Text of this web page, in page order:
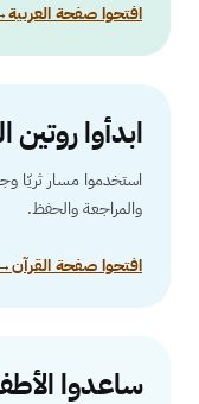
افتحوا صفحة العربية
ابدأوا روتين
استخدموا مسار ثريّا
والمراجعة والحفظ.
افتحوا صفحة القرآن
ساعدوا